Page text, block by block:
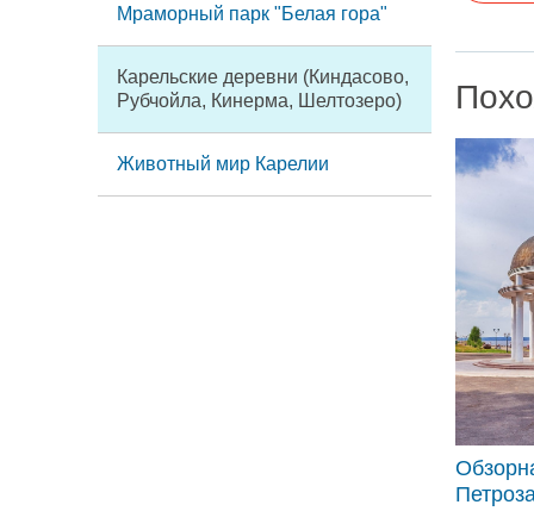
Мраморный парк "Белая гора"
Карельские деревни (Киндасово,
Рубчойла, Кинерма, Шелтозеро)
Животный мир Карелии
При
При
В